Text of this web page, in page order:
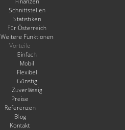
Schnittstellen
Statistiken
Für Österreich
Weitere Funktionen
Vorteile
Einfach
Mobil
Flexibel
Günstig
Zuverlässig
Preise
Referenzen
Blog
Kontakt